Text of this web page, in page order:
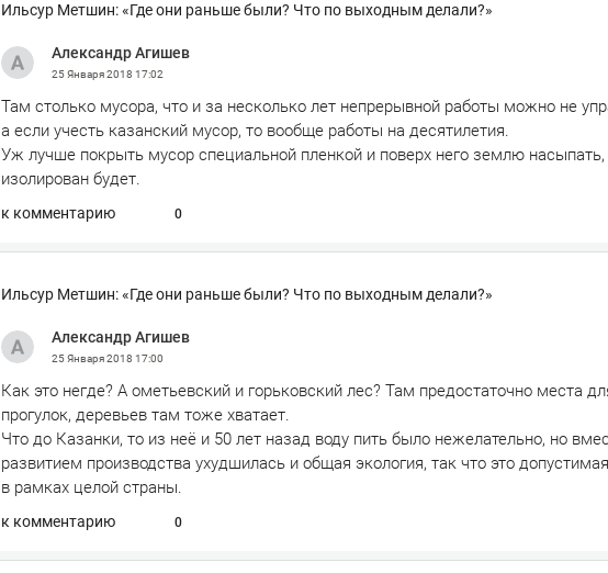
Ильсур Метшин: «Где они раньше были? Что по выходным делали?»
Александр Агишев
25 Января 2018 17:02
Там столько мусора, что и за несколько лет непрерывной работы можно не
а если учесть казанский мусор, то вообще работы на десятилетия.
Уж лучше покрыть мусор специальной пленкой и поверх него землю насыпать,
изолирован будет.
к комментарию 0
Ильсур Метшин: «Где они раньше были? Что по выходным делали?»
Александр Агишев
25 Января 2018 17:00
Как это негде? А ометьевский и горьковский лес? Там предостаточно места
прогулок, деревьев там тоже хватает.
Что до Казанки, то из неё и 50 лет назад воду пить было нежелательно, но
развитием производства ухудшилась и общая экология, так что это
в рамках целой страны.
к комментарию 0